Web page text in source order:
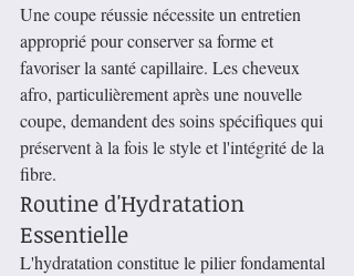
Une coupe réussie nécessite un entretien
approprié pour conserver sa forme et
favoriser la santé capillaire. Les cheveux
afro, particulièrement après une nouvelle
coupe, demandent des soins spécifiques qui
préservent à la fois le style et l'intégrité de la
fibre.
Routine d'Hydratation
Essentielle
L'hydratation constitue le pilier fondamental